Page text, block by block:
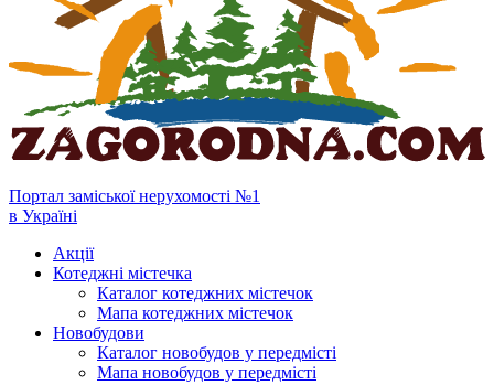
Портал заміської нерухомості №1
в Україні
Акції
Котеджні містечка
Каталог котеджних містечок
Мапа котеджних містечок
Новобудови
Каталог новобудов у передмісті
Мапа новобудов у передмісті